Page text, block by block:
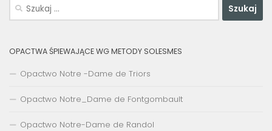
Szukaj:
OPACTWA ŚPIEWAJĄCE WG METODY SOLESMES
Opactwo Notre -Dame de Triors
Opactwo Notre_Dame de Fontgombault
Opactwo Notre-Dame de Randol